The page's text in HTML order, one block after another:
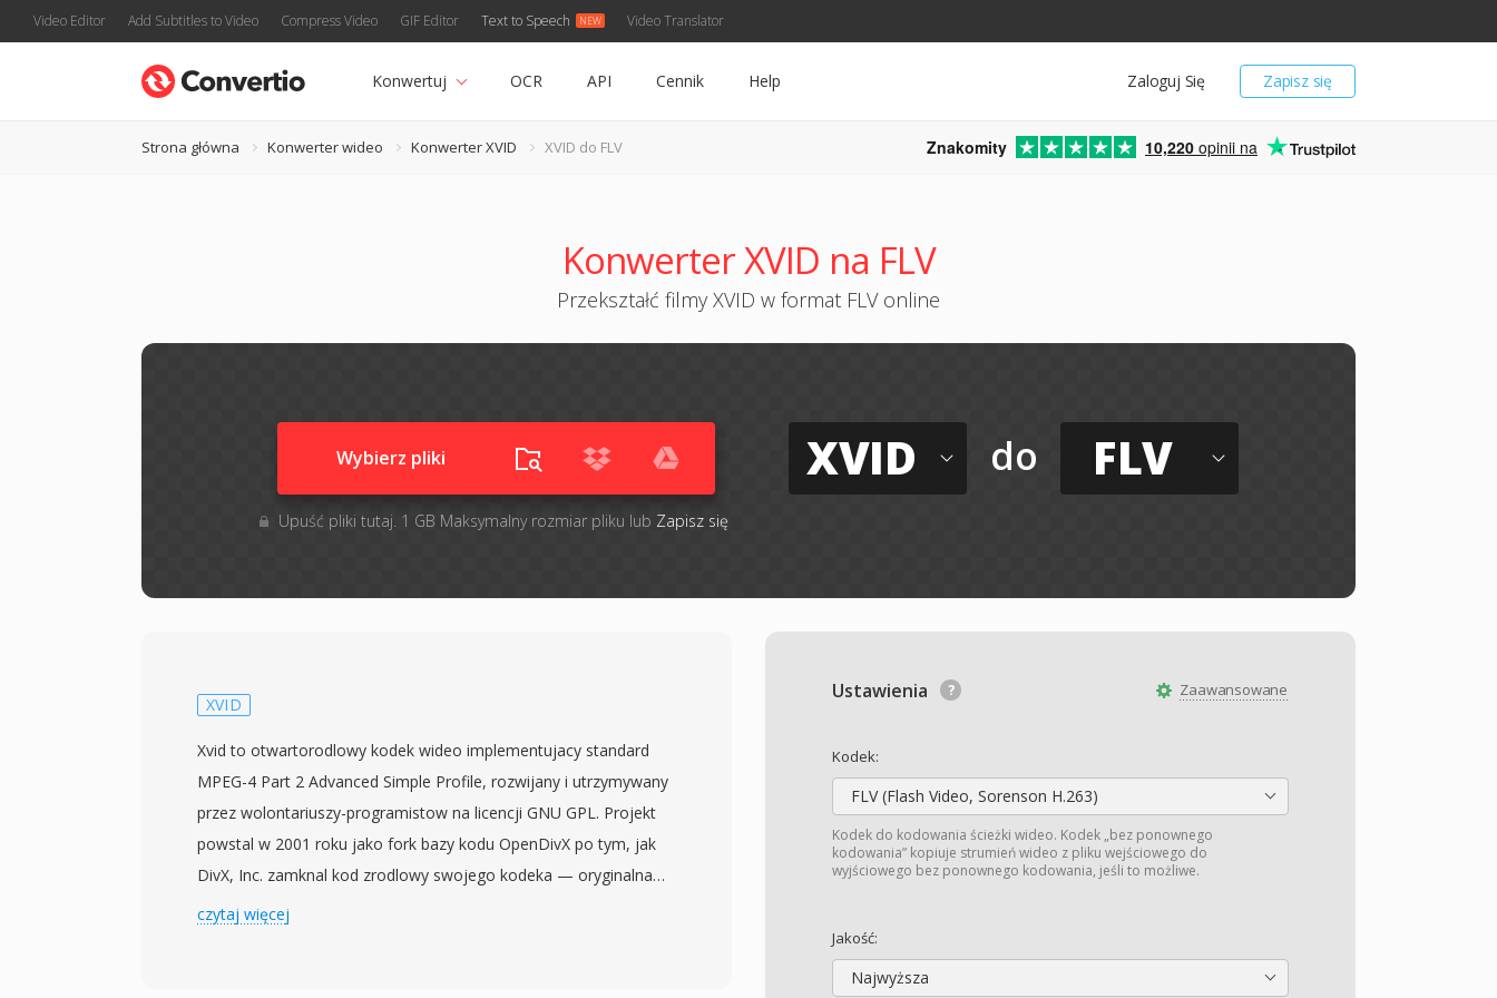
Video Editor Add Subtitles to Video Compress Video GIF Editor Text to Speech Video Translator
Zapisz się
Zaloguj Się
Konwertuj OCR API Cennik Help
Strona główna Konwerter wideo Konwerter XVID XVID do FLV Znakomity 10,220 opinii na
Konwerter XVID na FLV
Przekształć filmy XVID w format FLV online
Wybierz pliki
Upuść pliki tutaj. 1 GB Maksymalny rozmiar pliku lub Zapisz się
XVID do FLV
Zaawansowane
Ustawienia
Kodek:
FLV (Flash Video, Sorenson H.263)
Kodek do kodowania ścieżki wideo. Kodek „bez ponownego
kodowania” kopiuje strumień wideo z pliku wejściowego do
wyjściowego bez ponownego kodowania, jeśli to możliwe.
Jakość:
Najwyższa
XVID
Xvid to otwartorodlowy kodek wideo implementujacy standard
MPEG-4 Part 2 Advanced Simple Profile, rozwijany i utrzymywany
przez wolontariuszy-programistow na licencji GNU GPL. Projekt
powstal w 2001 roku jako fork bazy kodu OpenDivX po tym, jak
DivX, Inc. zamknal kod zrodlowy swojego kodeka — oryginalna
nazwa jest odwroceniem DivX, co stanowi ukon w kierunku tej
czytaj więcej